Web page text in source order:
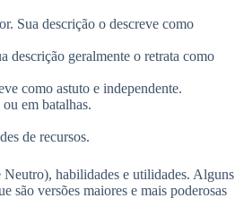
Sua descrição o descreve como
descrição geralmente o retrata como
como astuto e independente.
em batalhas.
de recursos.
habilidades e utilidades. Alguns
são versões maiores e mais poderosas